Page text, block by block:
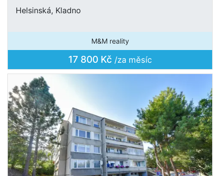
Helsinská, Kladno
M&M reality
17 800 Kč /za měsíc